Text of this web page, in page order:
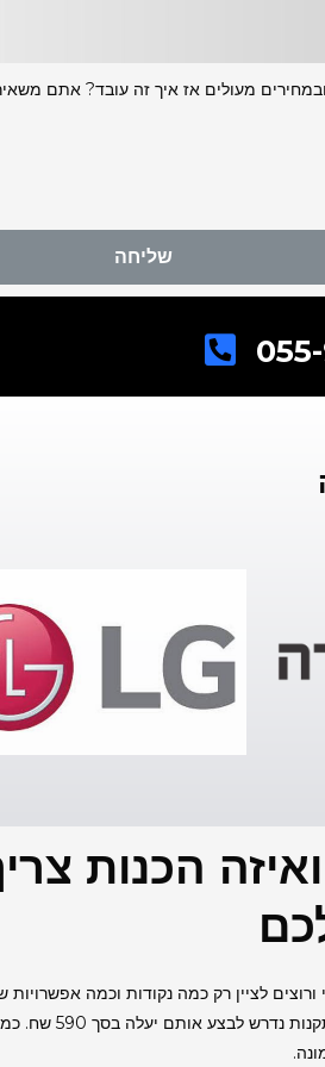
מעולים אז איך זה עובד? אתם
שליחה
הכנות
לציין רק כמה נקודות וכמה אפשרויות
התקנות למערכות מיזוג אוויר בדימונה. אז אפשר להגיד שבקיר התקנה